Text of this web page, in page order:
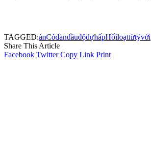
TAGGED:ánCóđànđầuđộdựhấpHốiloạttừtỷvới
Share This Article
Facebook Twitter Copy Link Print